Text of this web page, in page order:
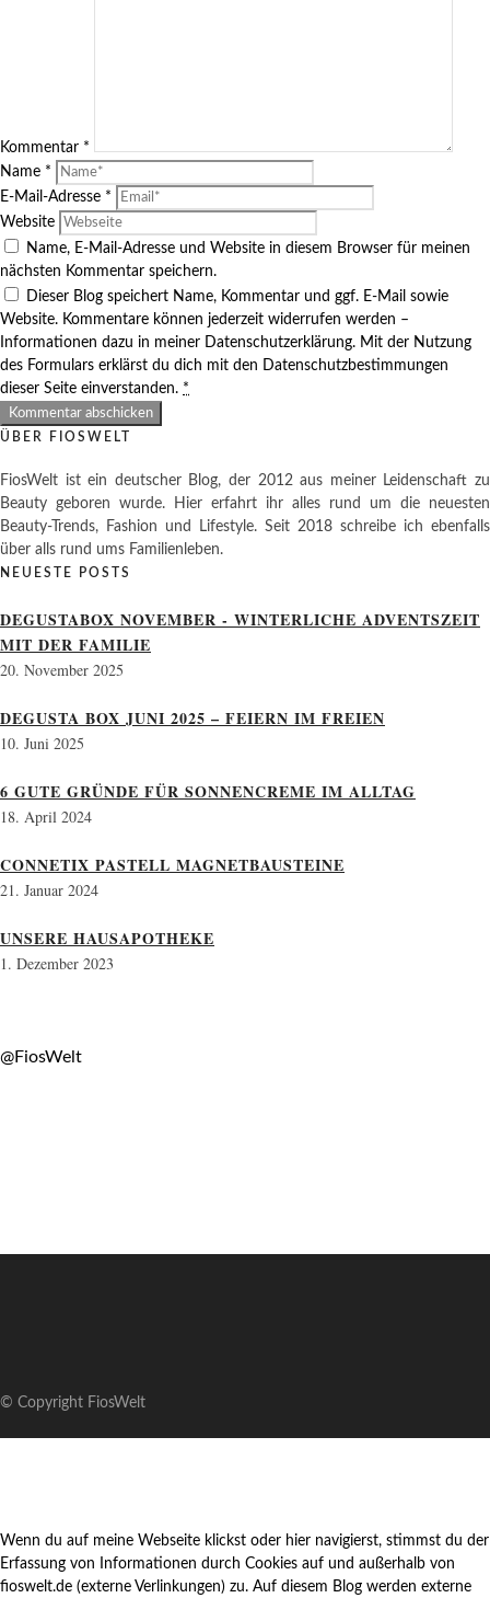
Kommentar *
Name *
E-Mail-Adresse *
Website
Name, E-Mail-Adresse und Website in diesem Browser für meinen
nächsten Kommentar speichern.
Dieser Blog speichert Name, Kommentar und ggf. E-Mail sowie
Website. Kommentare können jederzeit widerrufen werden –
Informationen dazu in meiner Datenschutzerklärung. Mit der Nutzung
des Formulars erklärst du dich mit den Datenschutzbestimmungen
dieser Seite einverstanden. *
ÜBER FIOSWELT
FiosWelt ist ein deutscher Blog, der 2012 aus meiner Leidenschaft zu
Beauty geboren wurde. Hier erfahrt ihr alles rund um die neuesten
Beauty-Trends, Fashion und Lifestyle. Seit 2018 schreibe ich ebenfalls
über alls rund ums Familienleben.
NEUESTE POSTS
DEGUSTABOX NOVEMBER - WINTERLICHE ADVENTSZEIT
MIT DER FAMILIE
20. November 2025
DEGUSTA BOX JUNI 2025 – FEIERN IM FREIEN
10. Juni 2025
6 GUTE GRÜNDE FÜR SONNENCREME IM ALLTAG
18. April 2024
CONNETIX PASTELL MAGNETBAUSTEINE
21. Januar 2024
UNSERE HAUSAPOTHEKE
1. Dezember 2023
@FiosWelt
© Copyright FiosWelt
Wenn du auf meine Webseite klickst oder hier navigierst, stimmst du der
Erfassung von Informationen durch Cookies auf und außerhalb von
fioswelt.de (externe Verlinkungen) zu. Auf diesem Blog werden externe